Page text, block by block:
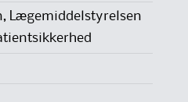
Lægemiddelstyrelsen